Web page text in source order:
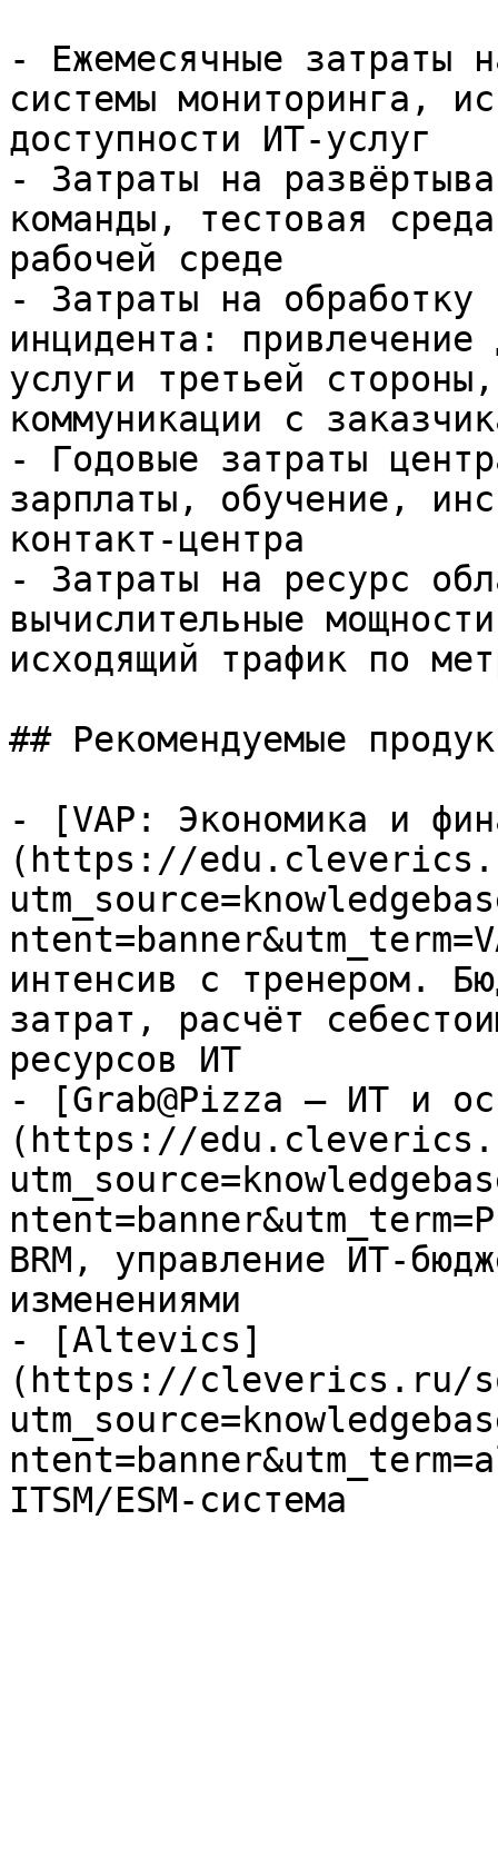
- Ежемесячные затраты
системы мониторинга,
доступности ИТ-услуг
- Затраты на
команды, тестовая
рабочей среде
- Затраты на обработку
инцидента:
услуги третьей
коммуникации с
- Годовые затраты
зарплаты, обучение,
контакт-центра
- Затраты на ресурс
вычислительные
исходящий трафик по
## Рекомендуемые
- [VAP: Экономика и
(https://
интенсив с тренером.
затрат, расчёт
ресурсов ИТ
- [Grab@Pizza — ИТ и
(https://
BRM, управление ИТ-
изменениями
- [Altevics]
(https://cleverics.ru/
ITSM/ESM-система